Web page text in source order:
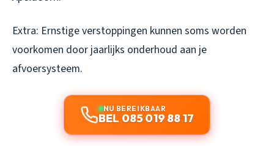
Extra: Ernstige verstoppingen kunnen soms worden
voorkomen door jaarlijks onderhoud aan je
afvoersysteem.
NU BEREIKBAAR
BEL 085 019 88 17